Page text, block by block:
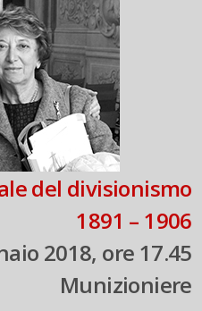
del divisionismo
1891 – 1906
2018, ore 17.45
Munizioniere